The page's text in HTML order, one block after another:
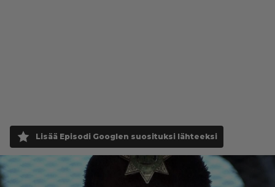
Lisää Episodi Googlen suosituksi lähteeksi